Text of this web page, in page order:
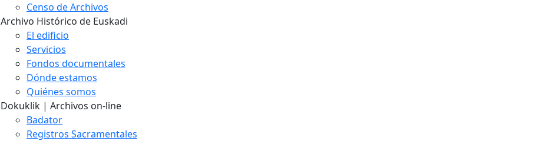
Censo de Archivos
Archivo Histórico de Euskadi
El edificio
Servicios
Fondos documentales
Dónde estamos
Quiénes somos
Dokuklik | Archivos on-line
Badator
Registros Sacramentales